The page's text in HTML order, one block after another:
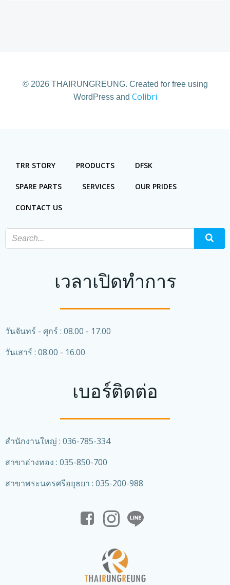
© 2026 THAIRUNGREUNG. Created for free using
WordPress and Colibri
TRR STORY PRODUCTS DFSK
SPARE PARTS SERVICES OUR PRIDES
CONTACT US
เวลาเปิดทำการ
วันจันทร์ - ศุกร์ : 08.00 - 17.00
วันเสาร์ : 08.00 - 16.00
เบอร์ติดต่อ
สำนักงานใหญ่ : 036-785-334
สาขาอ่างทอง : 035-850-700
สาขาพระนครศรีอยุธยา : 035-200-988